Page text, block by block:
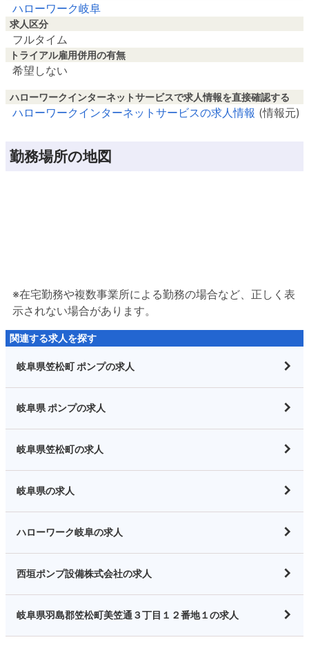
ハローワーク岐阜
求人区分
フルタイム
トライアル雇用併用の有無
希望しない
ハローワークインターネットサービスで求人情報を直接確認する
ハローワークインターネットサービスの求人情報 (情報元)
勤務場所の地図
※在宅勤務や複数事業所による勤務の場合など、正しく表
示されない場合があります。
関連する求人を探す
岐阜県笠松町 ポンプの求人
岐阜県 ポンプの求人
岐阜県笠松町の求人
岐阜県の求人
ハローワーク岐阜の求人
西垣ポンプ設備株式会社の求人
岐阜県羽島郡笠松町美笠通３丁目１２番地１の求人